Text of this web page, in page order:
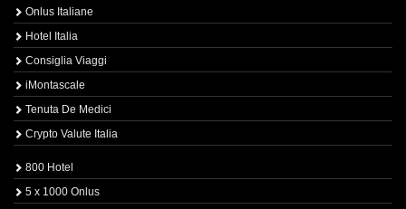
Onlus Italiane
Hotel Italia
Consiglia Viaggi
iMontascale
Tenuta De Medici
Crypto Valute Italia
800 Hotel
5 x 1000 Onlus